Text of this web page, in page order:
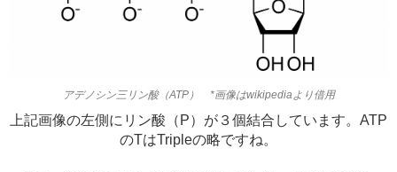
アデノシン三リン酸（ATP） *画像はwikipediaより借用
上記画像の左側にリン酸（P）が３個結合しています。ATP
のTはTripleの略ですね。